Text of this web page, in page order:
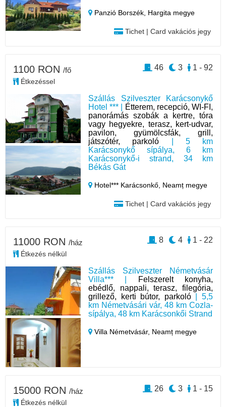
Panzió Borszék, Hargita megye
Tichet | Card vakációs jegy
Szállás Szilveszter Karácsonykő
Hotel *** |
Étterem, recepció, WI-FI,
panorámás szobák a kertre, tóra
vagy hegyekre, terasz, kert-udvar,
pavilon, gyümölcsfák, grill,
játszótér, parkoló | 5 km
Karácsonykő sípálya, 6 km
Karácsonykő-i strand, 34 km
Békás Gát
Hotel*** Karácsonkő, Neamț megye
Tichet | Card vakációs jegy
1100 RON /fő
Étkezéssel
1 - 92
3
46
Szállás Szilveszter Németvásár
Villa*** |
Felszerelt konyha,
ebédlő, nappali, terasz, filegória,
grillező, kerti bútor, parkoló| 5,5
km Németvásári vár, 48 km Cozla-
sípálya, 48 km Karácsonkői Strand
Villa Németvásár, Neamț megye
11000 RON /ház
Étkezés nélkül
1 - 22
4
8
15000 RON /ház
Étkezés nélkül
1 - 15
3
26